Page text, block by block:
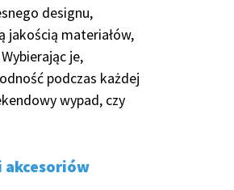
designu,
jakością materiałów,
je,
podczas każdej
wypad, czy
akcesoriów